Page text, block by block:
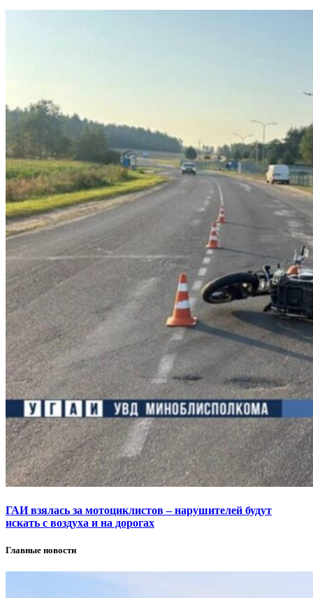
ГАИ взялась за мотоциклистов – нарушителей будут
искать с воздуха и на дорогах
Главные новости